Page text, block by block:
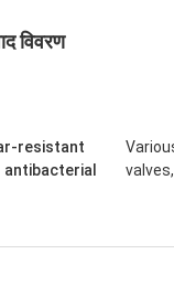
विवरण
resistant
antibacterial